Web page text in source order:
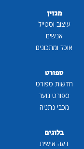
מגזין
עיצוב וסטייל
אנשים
אוכל ומתכונים
ספורט
חדשות ספורט
ספורט נוער
מכבי נתניה
בלוגים
דעה אישית